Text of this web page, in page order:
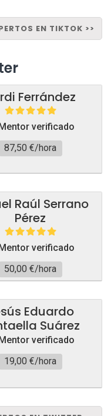
EN TIKTOK >>
Ferrández
verificado
87,50 €/hora
Raúl Serrano
Pérez
verificado
50,00 €/hora
Eduardo
Suárez
verificado
19,00 €/hora